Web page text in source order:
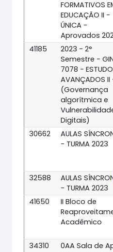
FORMATIVOS
EDUCAÇÃO II -
ÚNICA -
Aprovados
41185
2023 - 2°
Semestre -
7078 -
AVANÇADOS II
(Governança
algorítmica e
Digitais)
30662
AULAS
- TURMA 2023
32588
AULAS
- TURMA 2023
41650
II Bloco de
Acadêmico
34310
0AA Sala de